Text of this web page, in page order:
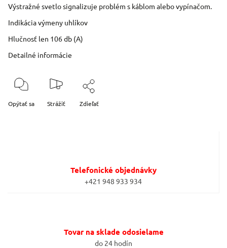
Výstražné svetlo signalizuje problém s káblom alebo vypínačom.
Indikácia výmeny uhlíkov
Hlučnosť len 106 db (A)
Detailné informácie
Opýtať sa Strážiť Zdieľať
Telefonické objednávky
+421 948 933 934
Tovar na sklade odosielame
do 24 hodín